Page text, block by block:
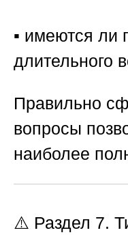
▪️ имеются ли
длительного
Правильно
вопросы
наиболее
⚠️ Раздел 7.